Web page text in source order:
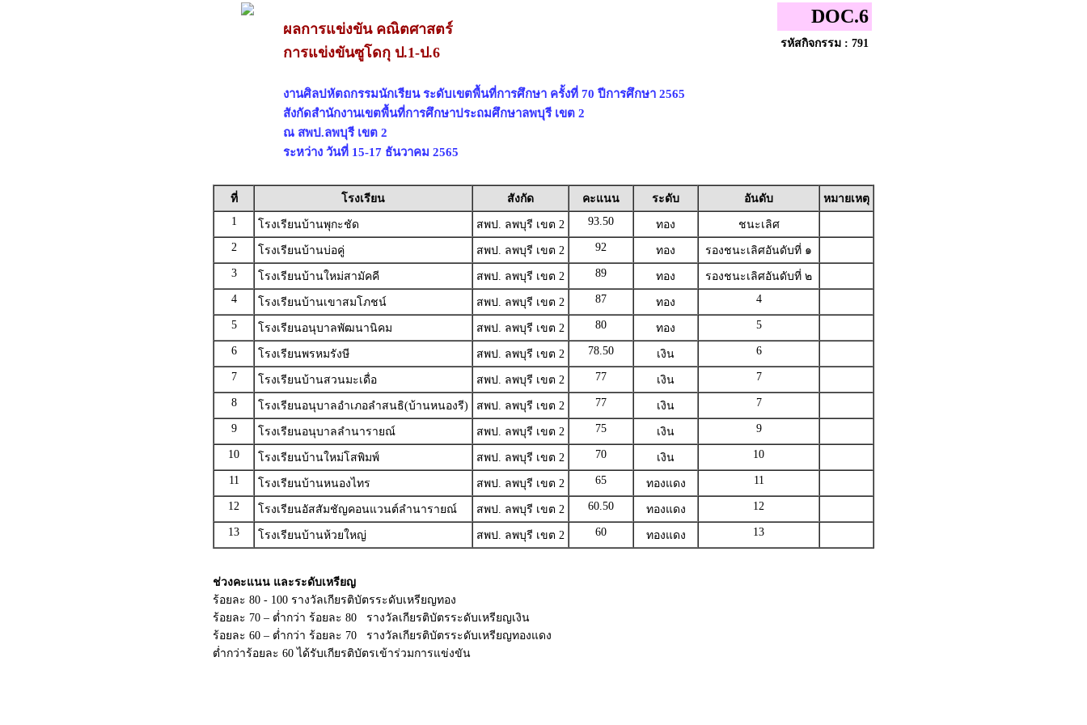
ผลการแข่งขัน คณิตศาสตร์
การแข่งขันซูโดกุ ป.1-ป.6
งานศิลปหัตถกรรมนักเรียน ระดับเขตพื้นที่การศึกษา ครั้งที่ 70 ปีการศึกษา 2565
สังกัดสำนักงานเขตพื้นที่การศึกษาประถมศึกษาลพบุรี เขต 2
ณ สพป.ลพบุรี เขต 2
ระหว่าง วันที่ 15-17 ธันวาคม 2565
DOC.6
รหัสกิจกรรม : 791
ที่ โรงเรียน สังกัด คะแนน ระดับ อันดับ
หมายเหตุ
1
โรงเรียนบ้านพุกะชัด สพป. ลพบุรี เขต 2 93.50 ทอง
ชนะเลิศ
2
โรงเรียนบ้านบ่อคู่ สพป. ลพบุรี เขต 2 92 ทอง
รองชนะเลิศอันดับที่ ๑
3
โรงเรียนบ้านใหม่สามัคคี สพป. ลพบุรี เขต 2 89 ทอง
รองชนะเลิศอันดับที่ ๒
4
โรงเรียนบ้านเขาสมโภชน์ สพป. ลพบุรี เขต 2 87 ทอง 4
5 โรงเรียนอนุบาลพัฒนานิคม สพป. ลพบุรี เขต 2 80 ทอง 5
6 โรงเรียนพรหมรังษี สพป. ลพบุรี เขต 2 78.50 เงิน 6
7 โรงเรียนบ้านสวนมะเดื่อ สพป. ลพบุรี เขต 2 77 เงิน 7
8 โรงเรียนอนุบาลอำเภอลำสนธิ(บ้านหนองรี) สพป. ลพบุรี เขต 2 77 เงิน 7
9 โรงเรียนอนุบาลลำนารายณ์ สพป. ลพบุรี เขต 2 75 เงิน 9
10 โรงเรียนบ้านใหม่โสพิมพ์ สพป. ลพบุรี เขต 2 70 เงิน 10
11 โรงเรียนบ้านหนองไทร สพป. ลพบุรี เขต 2 65 ทองแดง 11
12 โรงเรียนอัสสัมชัญคอนแวนต์ลำนารายณ์ สพป. ลพบุรี เขต 2 60.50 ทองแดง 12
13 โรงเรียนบ้านห้วยใหญ่ สพป. ลพบุรี เขต 2 60 ทองแดง 13
ช่วงคะแนน และระดับเหรียญ
ร้อยละ 80 - 100 รางวัลเกียรติบัตรระดับเหรียญทอง
ร้อยละ 70 – ต่ำกว่า ร้อยละ 80 รางวัลเกียรติบัตรระดับเหรียญเงิน
ร้อยละ 60 – ต่ำกว่า ร้อยละ 70 รางวัลเกียรติบัตรระดับเหรียญทองแดง
ต่ำกว่าร้อยละ 60 ได้รับเกียรติบัตรเข้าร่วมการแข่งขัน